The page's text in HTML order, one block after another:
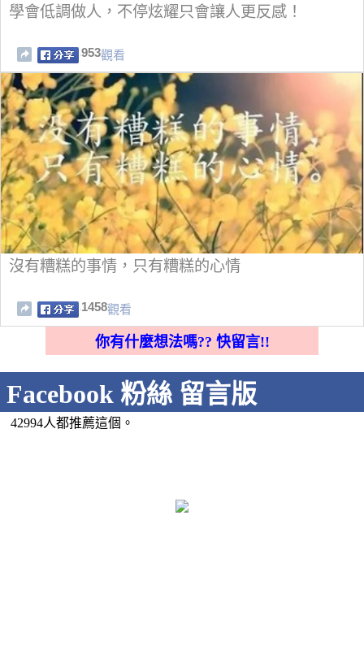
學會低調做人，不停炫耀只會讓人更反感！
953觀看
沒有糟糕的事情，只有糟糕的心情
1458觀看
你有什麼想法嗎?? 快留言!!
Facebook 粉絲 留言版
42994人都推薦這個。